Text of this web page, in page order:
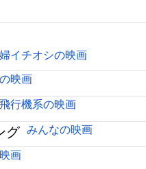
イチオシの映画
映画
飛行機系の映画
グ みんなの映画
画